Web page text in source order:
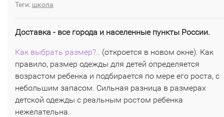
Теги: школа
Доставка - все города и населенные пункты России.
Как выбрать размер?.. (откроется в новом окне). Как
правило, размер одежды для детей определяется
возрастом ребенка и подбирается по мере его роста, с
небольшим запасом. Сильная разница в размерах
детской одежды с реальным ростом ребенка
нежелательна.